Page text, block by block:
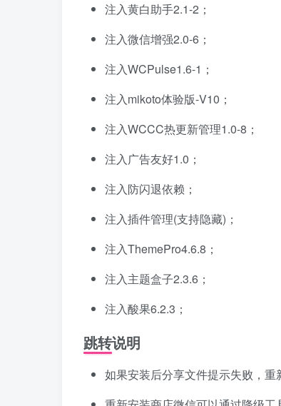
注入黄白助手2.1-2；
注入微信增强2.0-6；
注入WCPulse1.6-1；
注入mikoto体验版-V10；
注入WCCC热更新管理1.0-8；
注入广告友好1.0；
注入防闪退依赖；
注入插件管理(支持隐藏)；
注入ThemePro4.6.8；
注入主题盒子2.3.6；
注入酸果6.2.3；
跳转说明
如果安装后分享文件提示失败，重